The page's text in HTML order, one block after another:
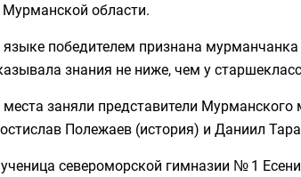
области.
победителем признана
знания не ниже, чем у
заняли представители
Полежаев (история) и Даниил
североморской гимназии № 1